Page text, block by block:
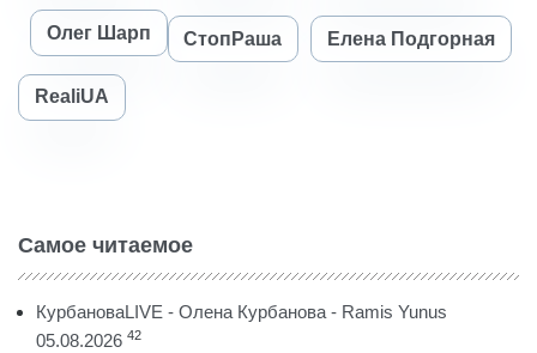
Олег Шарп СтопРаша Елена Подгорная
RealiUA
Самое читаемое
КурбановаLIVE - Олена Курбанова - Ramis Yunus
05.08.2026 42